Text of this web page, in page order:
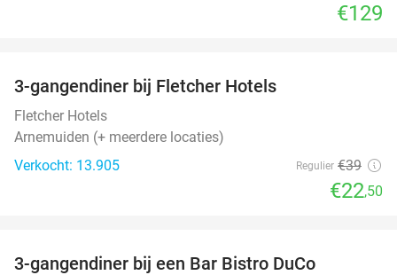
€129
3-gangendiner bij Fletcher Hotels
Fletcher Hotels
Arnemuiden (+ meerdere locaties)
Verkocht: 13.905
Regulier €39
€22,50
3-gangendiner bij een Bar Bistro DuCo